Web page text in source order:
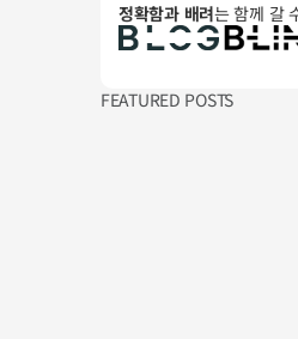
정확함과 배려는 함께 갈
FEATURED POSTS